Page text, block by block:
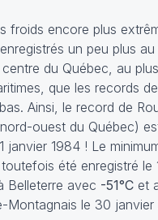
froids encore plus
un peu plus au
du Québec, au
que les records
Ainsi, le record de
ouest du Québec)
janvier 1984 ! Le
été enregistré le
Belleterre avec -51°Cet
Montagnais le 30 janvier